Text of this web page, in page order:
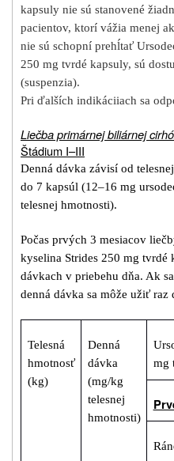
kapsuly nie sú stanovené
pacientov, ktorí vážia menej
nie sú schopní prehĺtať
250 mg tvrdé kapsuly, sú
(suspenzia).
Pri ďalších indikáciiach sa
Liečba primárnej biliárnej
Štádium I–III
Denná dávka závisí od
do 7 kapsúl (12–16 mg
telesnej hmotnosti).
Počas prvých 3 mesiacov
kyselina Strides 250 mg
dávkach v priebehu dňa. Ak
denná dávka sa môže užiť raz
Telesná
hmotnosť
(kg)
Denná
dávka
(mg/kg
telesnej
hmotnosti)
mg